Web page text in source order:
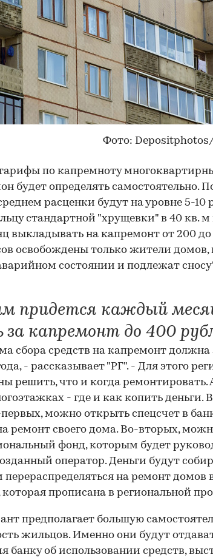
Фото:
по капремноту
будет определять самостоятельно.
расценки будут на уровне 5-10
стандартной "хрущевки" в 40 кв.
выкладывать на капремонт от 200 до
освобождены только жители домов,
состоянии и подлежат
придется каждый
капремонт до 400
сбора средств на капремонт должна
- рассказывает "РГ". - Для этого
решить, что и когда ремонтировать.
- где и как копить деньги.
первых, можно открыть спецсчет в
ремонт своего дома. Во-вторых,
фонд, которым будет
оператор. Деньги будут
перераспределяться на ремонт домов
которая прописана в региональной
предполагает большую
жильцов. Именно они будут
банку об использовании средств,